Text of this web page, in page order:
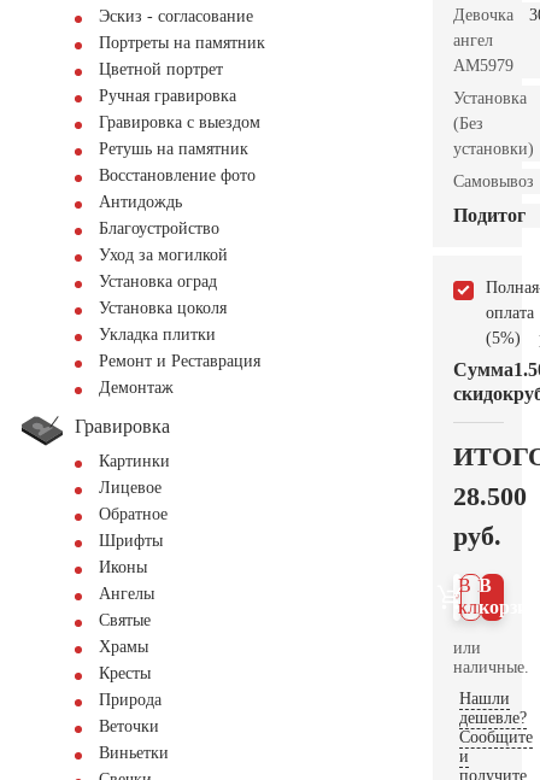
Эскиз - согласование
Портреты на памятник
Цветной портрет
Ручная гравировка
Гравировка с выездом
Ретушь на памятник
Восстановление фото
Антидождь
Благоустройство
Уход за могилкой
Установка оград
Установка цоколя
Укладка плитки
Ремонт и Реставрация
Демонтаж
Гравировка
Картинки
Лицевое
Обратное
Шрифты
Иконы
Ангелы
Святые
Храмы
Кресты
Природа
Веточки
Виньетки
Девочка
ангел
AM5979
Установка
(Без
установки)
Самовывоз
Подитог
Полная
оплата
(5%)
Сумма
скидок
28.500
руб.
В
В 1
клик
или
наличные.
Нашли
дешевле?
Сообщите
и
получите